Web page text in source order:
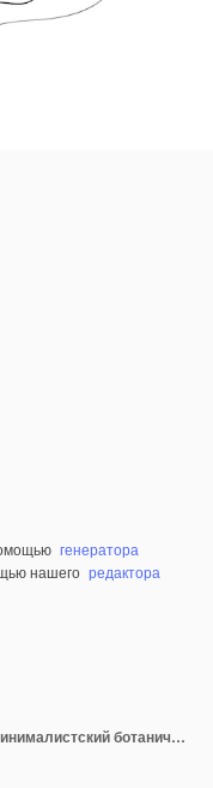
генератора
нашего редактора
Элегантная линия цветов лилии Минималистский ботанический дизайн рисунка